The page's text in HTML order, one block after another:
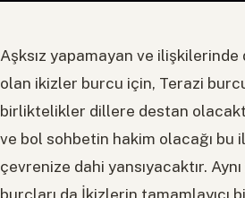
Aşksız yapamayan ve
olan ikizler burcu için, Terazi
birliktelikler dillere destan
ve bol sohbetin hakim olacağı bu
çevrenize dahi yansıyacaktır.
burçları da İkizlerin tamamlayıcı